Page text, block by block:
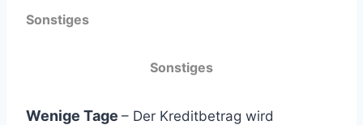
Sonstiges
Sonstiges
Wenige Tage – Der Kreditbetrag wird